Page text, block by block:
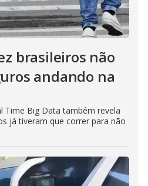
brasileiros não
andando na
Time Big Data também revela
já tiveram que correr para não